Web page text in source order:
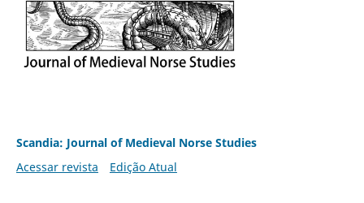
Scandia: Journal of Medieval Norse Studies
Acessar revista
Edição Atual